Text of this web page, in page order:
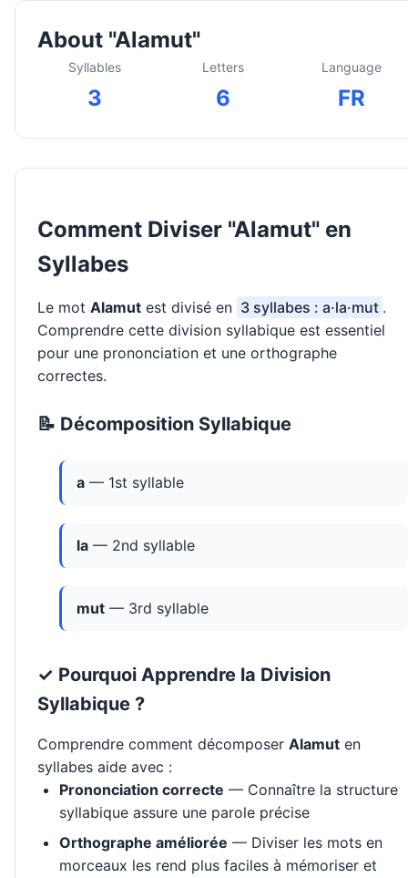
About "Alamut"
Syllables
3
Letters
6
Language
FR
Comment Diviser "Alamut" en
Syllabes
Le mot Alamut est divisé en 3 syllabes : a·la·mut .
Comprendre cette division syllabique est essentiel
pour une prononciation et une orthographe
correctes.
📝 Décomposition Syllabique
a — 1st syllable
la — 2nd syllable
mut — 3rd syllable
✓ Pourquoi Apprendre la Division
Syllabique ?
Comprendre comment décomposer Alamut en
syllabes aide avec :
Prononciation correcte — Connaître la structure
syllabique assure une parole précise
Orthographe améliorée — Diviser les mots en
morceaux les rend plus faciles à mémoriser et